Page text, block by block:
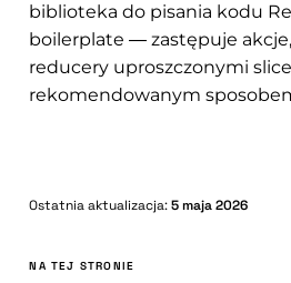
biblioteka do pisania kodu
boilerplate — zastępuje
reducery uproszczonymi
rekomendowanym
Ostatnia aktualizacja:5 maja 2026
NA TEJ STRONIE